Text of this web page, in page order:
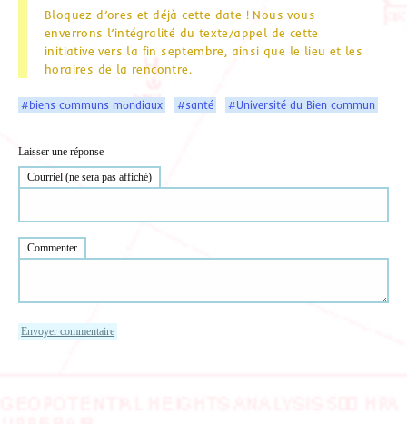
Bloquez d’ores et déjà cette date ! Nous vous
enverrons l’intégralité du texte/appel de cette
initiative vers la fin septembre, ainsi que le lieu et les
horaires de la rencontre.
#biens communs mondiaux #santé #Université du Bien commun
Laisser une réponse
Courriel (ne sera pas affiché)
Commenter